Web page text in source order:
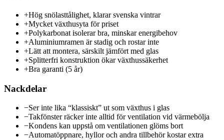
+Hög snölasttålighet, klarar svenska vintrar
+Mycket växthusyta för priset
+Polykarbonat isolerar bra, minskar energibehov
+Aluminiumramen är stadig och rostar inte
+Lätt att montera, särskilt jämfört med glas
+Splitterfri konstruktion ökar växthussäkerhet
+Bra garanti (5 år)
Nackdelar
−Ser inte lika “klassiskt” ut som växthus i glas
−Takfönster räcker inte alltid för ventilation vid värmebölja
−Kondens kan uppstå om ventilationen glöms bort
−Automatöppnare, hyllor och andra tillbehör kostar extra